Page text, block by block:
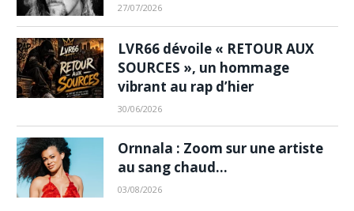
27/07/2026
LVR66 dévoile « RETOUR AUX
SOURCES », un hommage
vibrant au rap d’hier
30/06/2026
Ornnala : Zoom sur une artiste
au sang chaud…
03/08/2026